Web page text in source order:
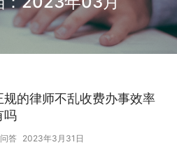
规的律师不乱收费办事效率
吗
答 2023年3月31日